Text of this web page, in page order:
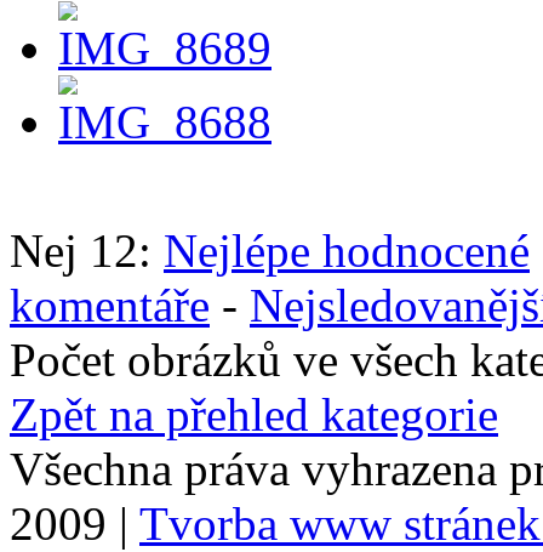
Nej 12: Nejlépe hodnocené
komentáře -
Počet obrázků ve všech
Zpět na přehled kategorie
Všechna práva vyhrazena
2009 | Tvorba www